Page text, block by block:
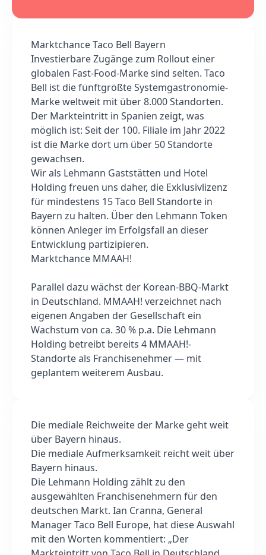
Marktchance Taco Bell Bayern
Investierbare Zugänge zum Rollout einer
globalen Fast-Food-Marke sind selten. Taco
Bell ist die fünftgrößte Systemgastronomie-
Marke weltweit mit über 8.000 Standorten.
Der Markteintritt in Spanien zeigt, was
möglich ist: Seit der 100. Filiale im Jahr 2022
ist die Marke dort um über 50 Standorte
gewachsen.
Wir als Lehmann Gaststätten und Hotel
Holding freuen uns daher, die Exklusivlizenz
für mindestens 15 Taco Bell Standorte in
Bayern zu halten. Über den Lehmann Token
können Anleger im Erfolgsfall an dieser
Entwicklung partizipieren.
Marktchance MMAAH!
Parallel dazu wächst der Korean-BBQ-Markt
in Deutschland. MMAAH! verzeichnet nach
eigenen Angaben der Gesellschaft ein
Wachstum von ca. 30 % p.a. Die Lehmann
Holding betreibt bereits 4 MMAAH!-
Standorte als Franchisenehmer — mit
geplantem weiterem Ausbau.
Die mediale Reichweite der Marke geht weit
über Bayern hinaus.
Die mediale Aufmerksamkeit reicht weit über
Bayern hinaus.
Die Lehmann Holding zählt zu den
ausgewählten Franchisenehmern für den
deutschen Markt. Ian Cranna, General
Manager Taco Bell Europe, hat diese Auswahl
mit den Worten kommentiert: „Der